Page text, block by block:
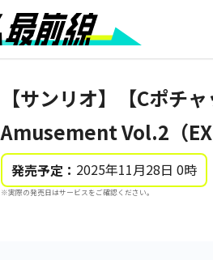
【サンリオ】【Cポチ
Amusement Vol.2（EX
発売予定： 2025年11月28日 0時
※実際の発売日はサービスをご確認ください。